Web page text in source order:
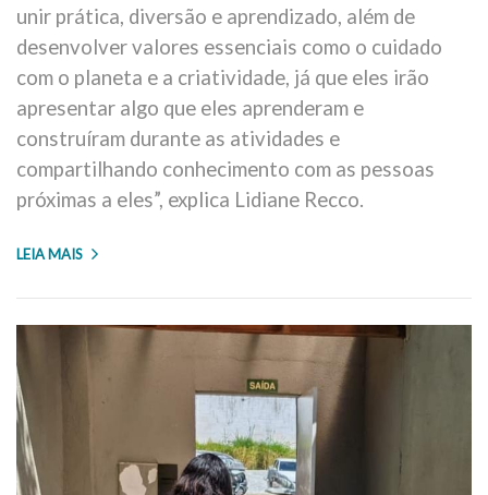
unir prática, diversão e aprendizado, além de
desenvolver valores essenciais como o cuidado
com o planeta e a criatividade, já que eles irão
apresentar algo que eles aprenderam e
construíram durante as atividades e
compartilhando conhecimento com as pessoas
próximas a eles”, explica Lidiane Recco.
LEIA MAIS